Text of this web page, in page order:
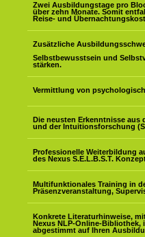
Zwei Ausbildungstage pro
über zehn Monate. Somit
Reise- und
Zusätzliche
Selbstbewusstsein und
stärken.
Vermittlung von
Die neusten Erkenntnisse aus
und der Intuitionsforschung
Professionelle Weiterbildung
des Nexus S.E.L.B.S.T.
Multifunktionales Training in
Präsenzveranstaltung,
Konkrete Literaturhinweise,
Nexus NLP-Online-Bibliothek,
abgestimmt auf Ihren